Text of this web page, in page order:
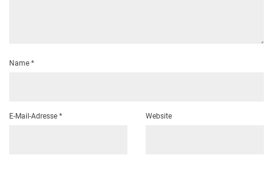
Name *
E-Mail-Adresse * Website